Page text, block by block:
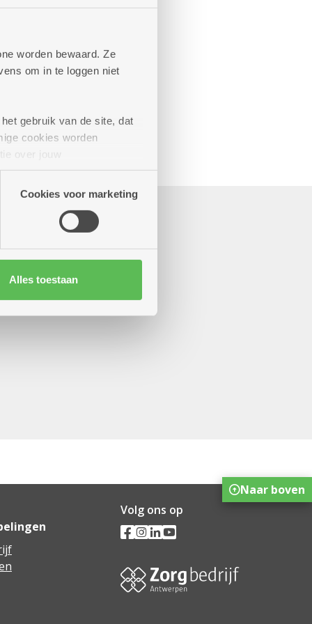
worden bewaard. Ze
om in te loggen niet
gebruik van de site, dat
cookies worden
kunnen deze gegevens
Cookies voor marketing
Alles toestaan
Volg ons op
Naar boven